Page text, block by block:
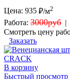
Цена: 935 ₽/м2
Работа: 3000руб |
Смотреть цену
Заказать
В корзину
Быстрый просмотр